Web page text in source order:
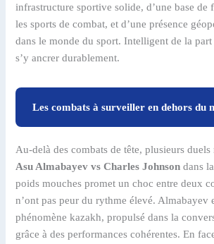
infrastructure sportive solide, d’une base de
les sports de combat, et d’une présence
dans le monde du sport. Intelligent de la
s’y ancrer durablement.
Les combats à surveiller en dehors du
Au-delà des combats de tête, plusieurs
Asu Almabayev vs Charles Johnson dans
poids mouches promet un choc entre deux
n’ont pas peur du rythme élevé. Almabayev
phénomène kazakh, propulsé dans la
grâce à des performances cohérentes. En